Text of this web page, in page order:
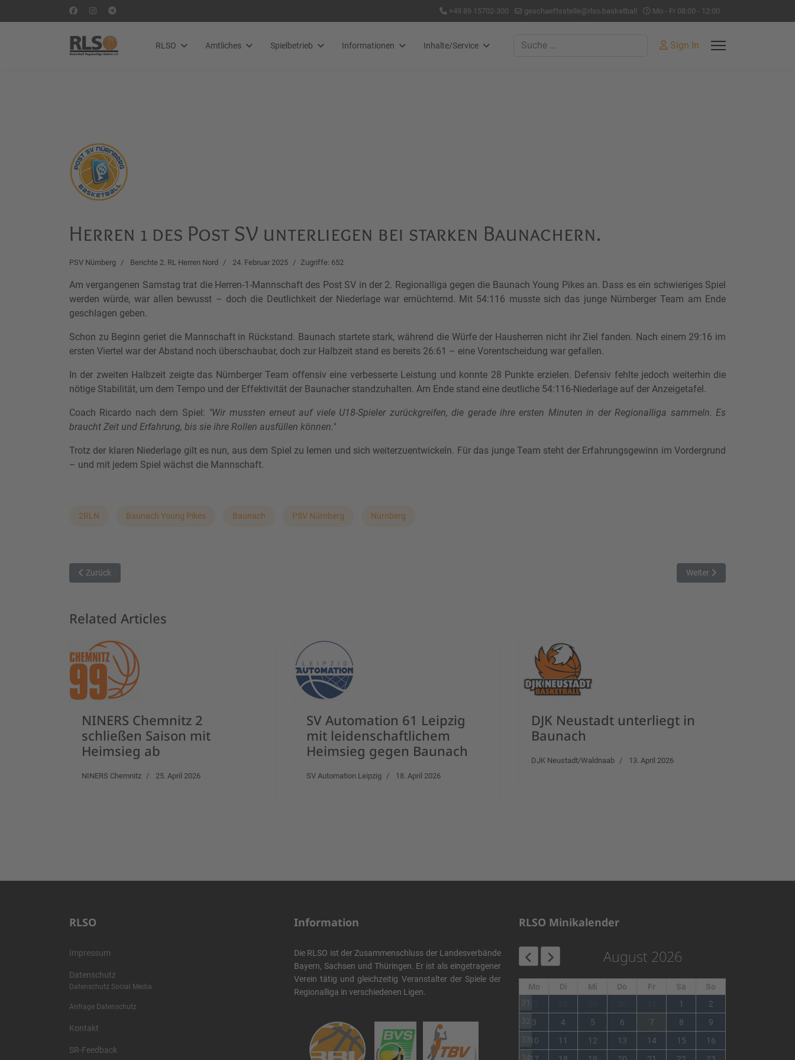
+49 89 15702-300 geschaeftsstelle@rlso.basketball Mo - Fr 08:00 - 12:00
RLSO Amtliches Spielbetrieb Informationen Inhalte/Service Suchen Sign In
Herren 1 des Post SV unterliegen bei starken Baunachern.
PSV Nürnberg Berichte 2. RL Herren Nord 24. Februar 2025 Zugriffe: 652
Am vergangenen Samstag trat die Herren-1-Mannschaft des Post SV in der 2. Regionalliga gegen die Baunach Young Pikes an. Dass es ein schwieriges Spiel
werden würde, war allen bewusst – doch die Deutlichkeit der Niederlage war ernüchternd. Mit 54:116 musste sich das junge Nürnberger Team am Ende
geschlagen geben.
Schon zu Beginn geriet die Mannschaft in Rückstand. Baunach startete stark, während die Würfe der Hausherren nicht ihr Ziel fanden. Nach einem 29:16 im
ersten Viertel war der Abstand noch überschaubar, doch zur Halbzeit stand es bereits 26:61 – eine Vorentscheidung war gefallen.
In der zweiten Halbzeit zeigte das Nürnberger Team offensiv eine verbesserte Leistung und konnte 28 Punkte erzielen. Defensiv fehlte jedoch weiterhin die
nötige Stabilität, um dem Tempo und der Effektivität der Baunacher standzuhalten. Am Ende stand eine deutliche 54:116-Niederlage auf der Anzeigetafel.
Coach Ricardo nach dem Spiel: "Wir mussten erneut auf viele U18-Spieler zurückgreifen, die gerade ihre ersten Minuten in der Regionalliga sammeln. Es
braucht Zeit und Erfahrung, bis sie ihre Rollen ausfüllen können."
Trotz der klaren Niederlage gilt es nun, aus dem Spiel zu lernen und sich weiterzuentwickeln. Für das junge Team steht der Erfahrungsgewinn im Vordergrund
– und mit jedem Spiel wächst die Mannschaft.
2RLN Baunach Young Pikes Baunach PSV Nürnberg Nürnberg
Vorheriger Beitrag: Knappe Heimniederlage für die DJK Neustadt gegen Dresden
Zurück Nächster Beitrag: DJK
Weiter
Related Articles
NINERS Chemnitz 2
schließen Saison mit
Heimsieg ab
NINERS Chemnitz 25. April 2026
SV Automation 61 Leipzig
mit leidenschaftlichem
Heimsieg gegen Baunach
SV Automation Leipzig 18. April 2026
DJK Neustadt unterliegt in
Baunach
DJK Neustadt/Waldnaab 13. April 2026
RLSO
Impressum
Datenschutz
Datenschutz Social Media
Anfrage Datenschutz
Kontakt
SR-Feedback
Information
Die RLSO ist der Zusammenschluss der Landesverbände
Bayern, Sachsen und Thüringen. Er ist als eingetragener
Verein tätig und gleichzeitig Veranstalter der Spiele der
Regionalliga in verschiedenen Ligen.
RLSO Minikalender
August 2026
Mo Di Mi Do Fr Sa
So
31
1
2
32 3 4 5 6 7 8
9
3310 11 12 13 14 15
16
34